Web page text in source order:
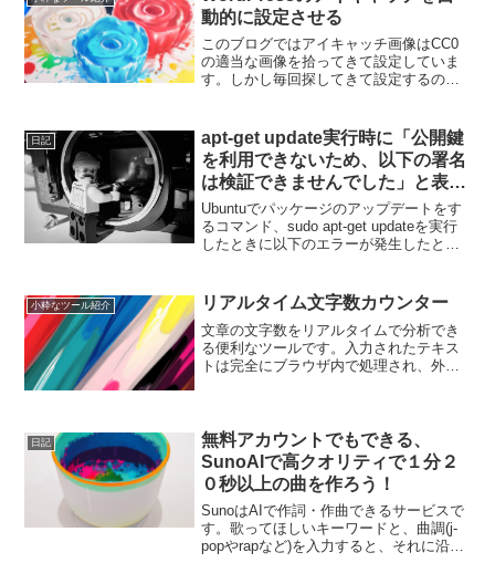
動的に設定させる
このブログではアイキャッチ画像はCC0
の適当な画像を拾ってきて設定していま
す。しかし毎回探してきて設定するのは
Post Thumbnailsこのプラグインはア...
日記
apt-get update実行時に「公開鍵
を利用できないため、以下の署名
は検証できませんでした」と表示
されてしまったときの対処方法
Ubuntuでパッケージのアップデートをす
るコマンド、sudo apt-get updateを実行
したときに以下のエラーが発生したとき
め、以下の署...
小粋なツール紹介 リアルタイム文字数カウンター
文章の文字数をリアルタイムで分析でき
る便利なツールです。入力されたテキス
トは完全にブラウザ内で処理され、外部
力されたテキストは一切保...
日記
無料アカウントでもできる、
SunoAIで高クオリティで１分２
０秒以上の曲を作ろう！
SunoはAIで作詞・作曲できるサービスで
す。歌ってほしいキーワードと、曲調(j-
popやrapなど)を入力すると、それに沿っ